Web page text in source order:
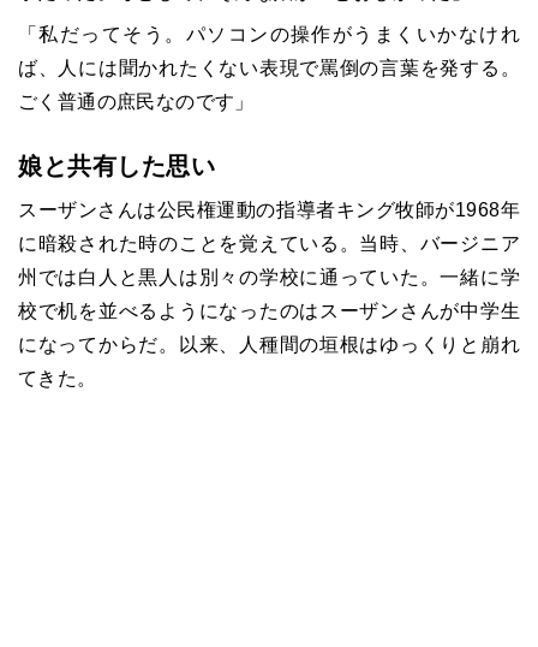
「私だってそう。パソコンの操作がうまくいかなけれ
ば、人には聞かれたくない表現で罵倒の言葉を発する。
ごく普通の庶民なのです」
娘と共有した思い
スーザンさんは公民権運動の指導者キング牧師が1968年
に暗殺された時のことを覚えている。当時、バージニア
州では白人と黒人は別々の学校に通っていた。一緒に学
校で机を並べるようになったのはスーザンさんが中学生
になってからだ。以来、人種間の垣根はゆっくりと崩れ
てきた。